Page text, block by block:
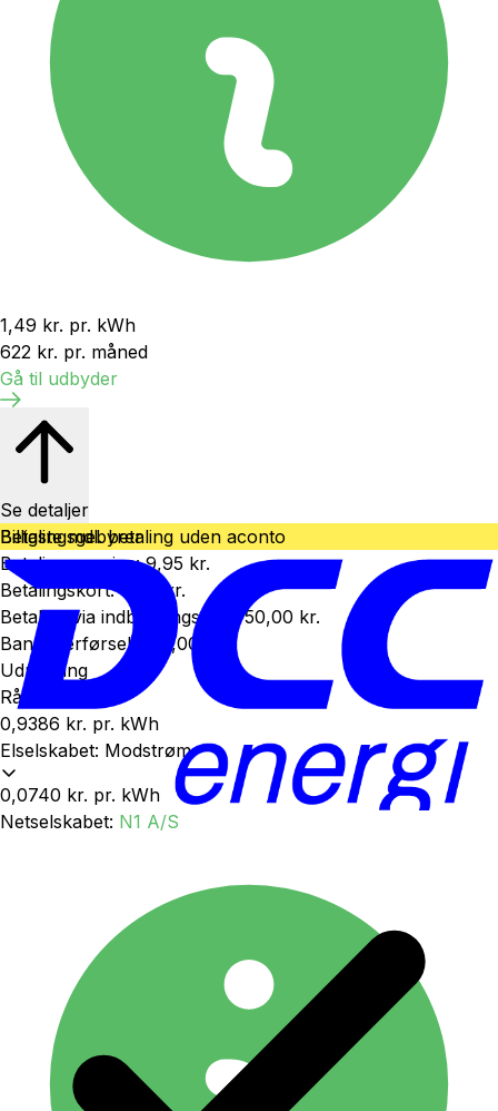
1,49 kr. pr. kWh
622 kr. pr. måned
Gå til udbyder
Se detaljer
Betalingsgebyrer
Betalingsservice: 9,95 kr.
Betalingskort: 0,00 kr.
Betaling via indbetalingskort
50,00 kr.
Bankoverførsel
100,00 kr.
Udregning
Rå elpris
0,9386 kr. pr. kWh
Elselskabet: Modstrøm
0,0740 kr. pr. kWh
Netselskabet: N1 A/S
Billigste mdl. betaling uden aconto